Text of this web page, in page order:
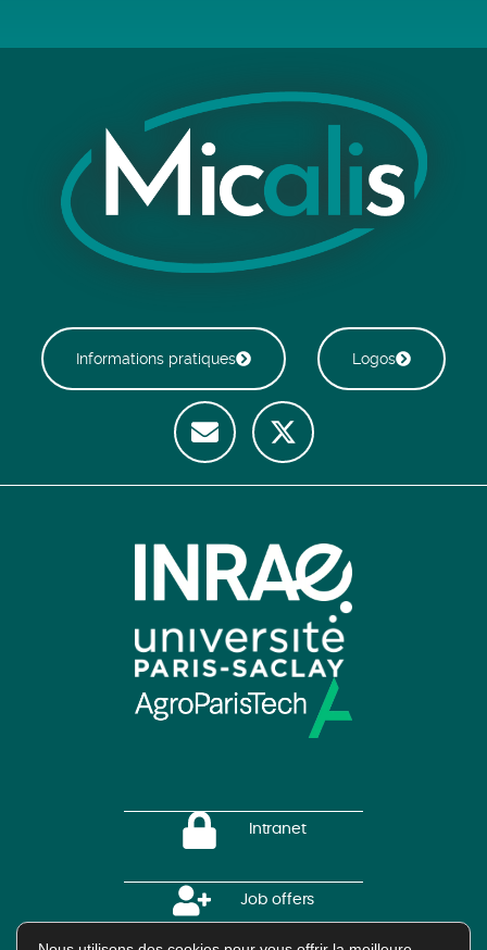
Informations pratiques Logos
Intranet
Job offers